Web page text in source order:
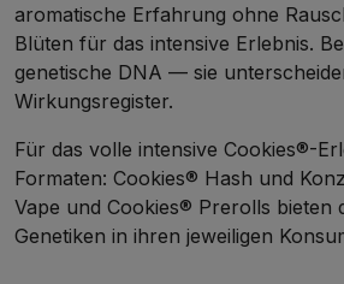
aromatische Erfahrung ohne
Blüten für das intensive Erlebnis.
genetische DNA — sie
Wirkungsregister.
Für das volle intensive Cookies®-
Formaten: Cookies® Hash und
Vape und Cookies® Prerolls bieten
Genetiken in ihren jeweiligen